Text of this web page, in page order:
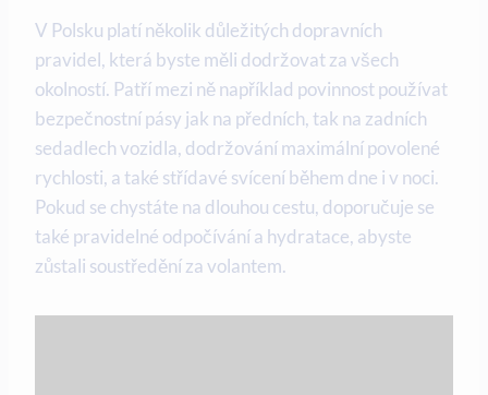
V Polsku platí několik důležitých dopravních
pravidel, která byste měli dodržovat ‌za všech
okolností. Patří mezi ně ⁤například povinnost používat‌
bezpečnostní‌ pásy jak na předních, tak ⁢na zadních
sedadlech vozidla, dodržování maximální povolené⁣
rychlosti, a‍ také střídavé svícení během dne​ i v noci.
Pokud se chystáte na ‌dlouhou cestu, doporučuje se
⁤také pravidelné ‍odpočívání a​ hydratace, abyste
⁣zůstali soustředění za volantem.